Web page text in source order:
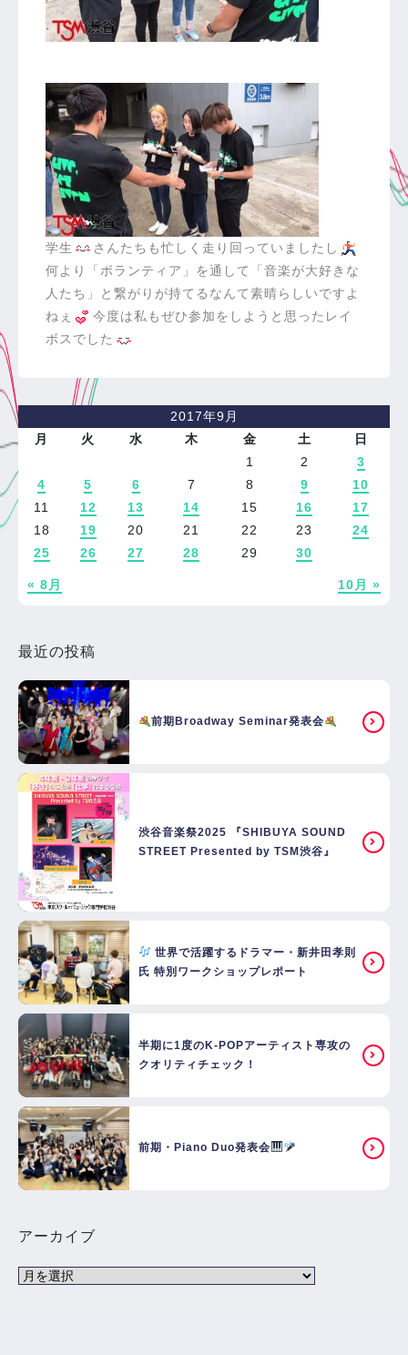
学生
さんたちも忙しく走り回っていましたし
何より「ボランティア」を通して「音楽が大好きな
人たち」と繋がりが持てるなんて素晴らしいですよ
ねぇ
今度は私もぜひ参加をしようと思ったレイ
ボスでした
2017年9月
月
火 水 木 金 土 日
« 8月 10月 »
1 2
3
4
5 6 7 8 9
10
11
12 13 14 15 16
17
18
19 20 21 22 23
24
25
26 27 28 29 30
最近の投稿
前期Broadway Seminar発表会
渋谷音楽祭2025 『SHIBUYA SOUND
STREET Presented by TSM渋谷』
世界で活躍するドラマー・新井田孝則
氏 特別ワークショップレポート
半期に1度のK-POPアーティスト専攻の
クオリティチェック！
前期・Piano Duo発表会
アーカイブ